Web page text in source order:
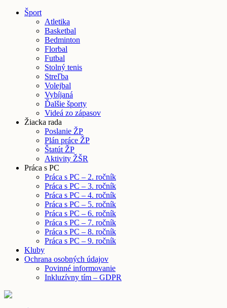
Šport
Atletika
Basketbal
Bedminton
Florbal
Futbal
Stolný tenis
Streľba
Volejbal
Vybíjaná
Ďalšie športy
Videá zo zápasov
Žiacka rada
Poslanie ŽP
Plán práce ŽP
Štatút ŽP
Aktivity ŽŠR
Práca s PC
Práca s PC – 2. ročník
Práca s PC – 3. ročník
Práca s PC – 4. ročník
Práca s PC – 5. ročník
Práca s PC – 6. ročník
Práca s PC – 7. ročník
Práca s PC – 8. ročník
Práca s PC – 9. ročník
Kluby
Ochrana osobných údajov
Povinné informovanie
Inkluzívny tím – GDPR